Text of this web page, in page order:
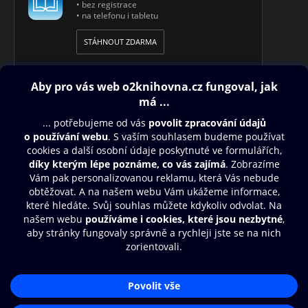
• bez registrace
• na telefonu i tabletu
STÁHNOUT ZDARMA
Obsah ke stažení
Moje O2 Knihovna
Další zábava
© O2 Czech Republic a.s.
Zásady zpracování osobních údajůAplikace O2 Knihovna